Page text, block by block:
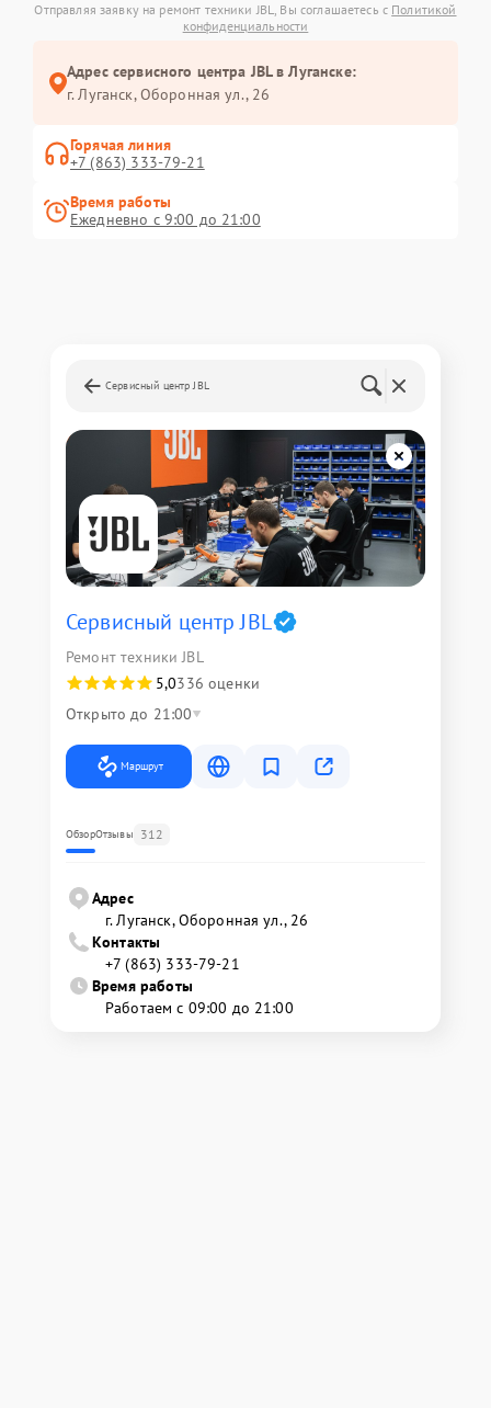
Отправляя заявку на ремонт техники JBL, Вы соглашаетесь с Политикой
конфиденциальности
Адрес сервисного центра JBL в Луганске:
г. Луганск, Оборонная ул., 26
Горячая линия
+7 (863) 333-79-21
Время работы
Ежедневно с 9:00 до 21:00
Сервисный центр JBL
Сервисный центр JBL
Ремонт техники JBL
5,0336 оценки
Открыто до 21:00
Маршрут
ОбзорОтзывы 312
Адрес
г. Луганск, Оборонная ул., 26
Контакты
+7 (863) 333-79-21
Время работы
Работаем с 09:00 до 21:00